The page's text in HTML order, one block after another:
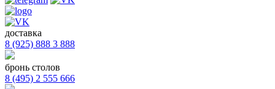
доставка
8 (925) 888 3 888
бронь столов
8 (495) 2 555 666